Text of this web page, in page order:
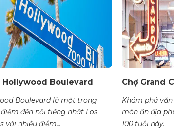
Hollywood Boulevard
Boulevard là một trong
đến nổi tiếng nhất Los
với nhiều điểm...
Chợ Grand
Khám phá
món ăn địa
100 tuổi này.